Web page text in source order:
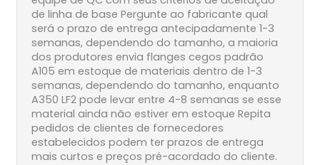
de linha de base Pergunte ao fabricante qual
será o prazo de entrega antecipadamente 1-3
semanas, dependendo do tamanho, a maioria
dos produtores envia flanges cegos padrão
A105 em estoque de materiais dentro de 1-3
semanas, dependendo do tamanho, enquanto
A350 LF2 pode levar entre 4-8 semanas se esse
material ainda não estiver em estoque Repita
pedidos de clientes de fornecedores
estabelecidos podem ter prazos de entrega
mais curtos e preços pré-acordado do cliente.